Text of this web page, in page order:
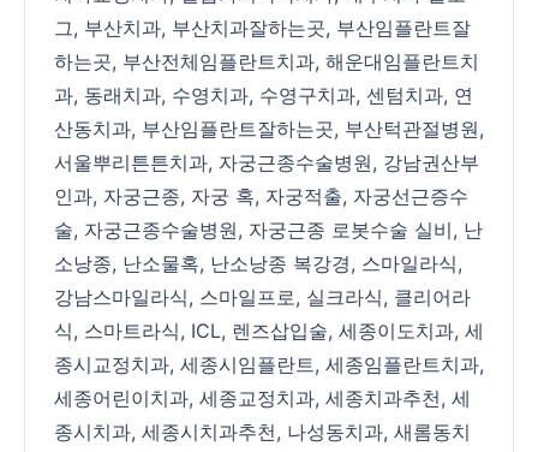
그, 부산치과, 부산치과잘하는곳, 부산임플란트잘
하는곳, 부산전체임플란트치과, 해운대임플란트치
과, 동래치과, 수영치과, 수영구치과, 센텀치과, 연
산동치과, 부산임플란트잘하는곳, 부산턱관절병원,
서울뿌리튼튼치과, 자궁근종수술병원, 강남권산부
인과, 자궁근종, 자궁 혹, 자궁적출, 자궁선근증수
술, 자궁근종수술병원, 자궁근종 로봇수술 실비, 난
소낭종, 난소물혹, 난소낭종 복강경, 스마일라식,
강남스마일라식, 스마일프로, 실크라식, 클리어라
식, 스마트라식, ICL, 렌즈삽입술, 세종이도치과, 세
종시교정치과, 세종시임플란트, 세종임플란트치과,
세종어린이치과, 세종교정치과, 세종치과추천, 세
종시치과, 세종시치과추천, 나성동치과, 새롬동치